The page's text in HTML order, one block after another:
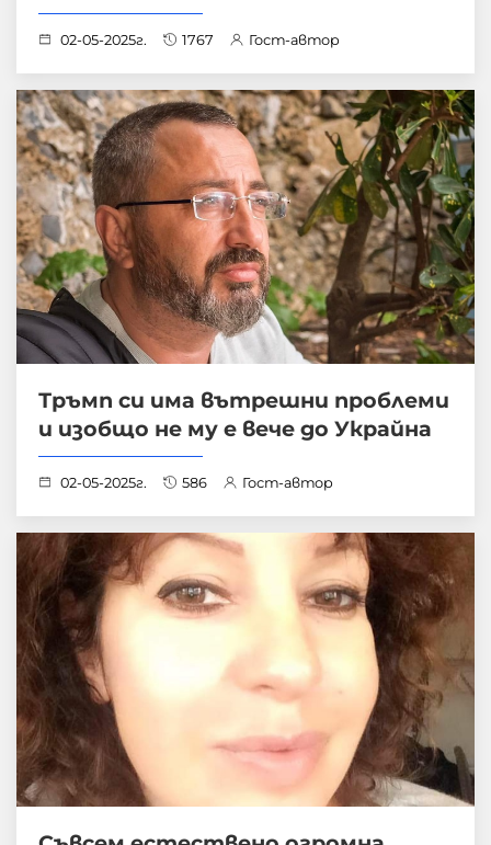
02-05-2025г. 1767 Гост-автор
Тръмп си има вътрешни проблеми
и изобщо не му е вече до Украйна
02-05-2025г. 586 Гост-автор